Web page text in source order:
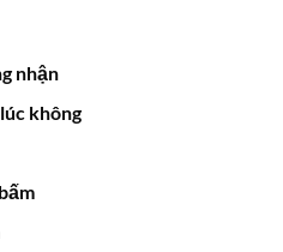
nhận
không